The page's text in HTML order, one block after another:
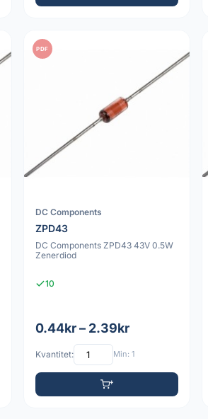
PDF
DC Components
ZPD43
DC Components ZPD43 43V 0.5W
Zenerdiod
10
0.44kr – 2.39kr
Kvantitet: Min: 1